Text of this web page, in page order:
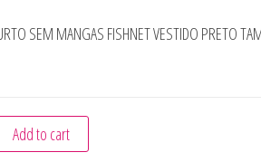
SEM MANGAS FISHNET VESTIDO PRETO
CURTO SEM MANGAS FISHNET
Add to cart